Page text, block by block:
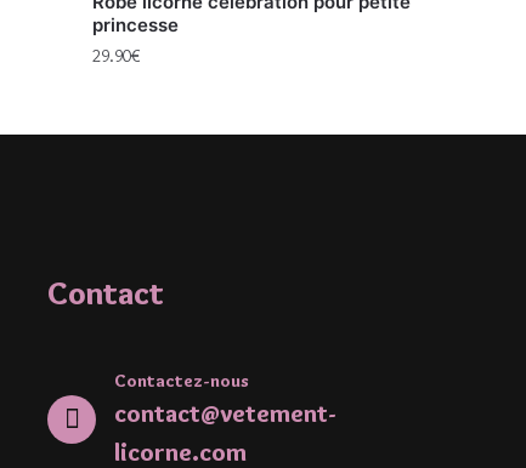
princesse
29.90€
Contact
Contactez-nous
contact@vetement-
licorne.com